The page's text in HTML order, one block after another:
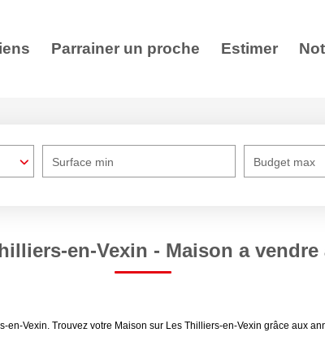
Parrainer un proche Estimer
Surface min Budget max
en-Vexin - Maison a
Vexin. Trouvez votre Maison sur Les Thilliers-en-Vexin grâce aux